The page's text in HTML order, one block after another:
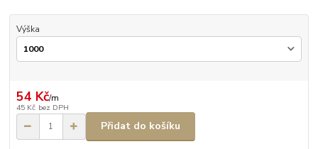
Výška
54 Kč/m
45 Kč bez DPH
Přidat do košíku